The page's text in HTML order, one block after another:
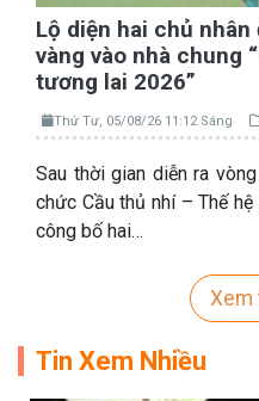
Lộ diện hai chủ
vàng vào nhà chung
tương lai 2026”
Thứ Tư, 05/08/26 11:12 Sáng
Sau thời gian diễn ra
chức Cầu thủ nhí – Thế
công bố hai…
Xem
Tin Xem Nhiều